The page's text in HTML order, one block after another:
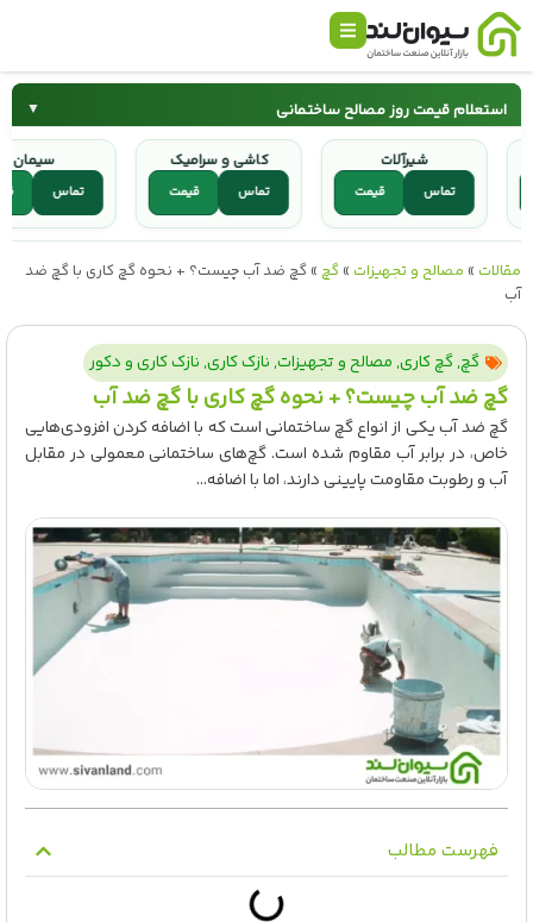
استعلام قیمت روز مصالح ساختمانی ▼
سیمان میلگرد
کاشی و سرامیک شیرآلات
تماس
کاشی و سرامیک
قیمت تماس
شیرآلات
قیمت تماس
مقالات» مصالح و تجهیزات» گچ» گچ ضد آب چیست؟ + نحوه گچ کاری با گچ ضد
آب
گچ,گچ کاری,مصالح و تجهیزات,نازک کاری,نازک کاری و دکور
گچ ضد آب چیست؟ + نحوه گچ کاری با گچ ضد آب
گچ ضد آب یکی از انواع گچ ساختمانی است که با اضافه کردن افزودی‌هایی
خاص، در برابر آب مقاوم شده است. گچ‌های ساختمانی معمولی در مقابل
آب و رطوبت مقاومت پایینی دارند، اما با اضافه...
فهرست مطالب